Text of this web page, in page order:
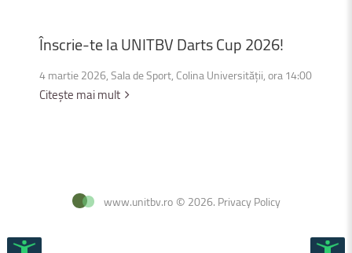
Înscrie-telaUNITBVDartsCup2026!
4 martie 2026, Sala de Sport, Colina Universității, ora 14:00
Citește mai mult
www.unitbv.ro © 2026. Privacy Policy